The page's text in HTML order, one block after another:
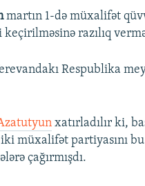
martın 1-də müxalifət
razılıq
Respublika
xatırladılır ki,
müxalifət partiyasını
çağırmışdı.